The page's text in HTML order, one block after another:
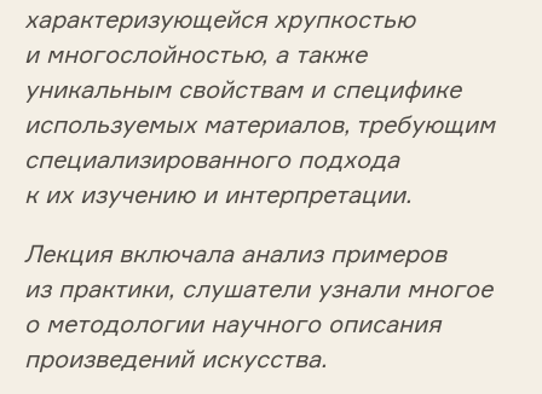
характеризующейся хрупкостью
и многослойностью, а также
уникальным свойствам и специфике
используемых материалов, требующим
специализированного подхода
к их изучению и интерпретации.
Лекция включала анализ примеров
из практики, слушатели узнали многое
о методологии научного описания
произведений искусства.